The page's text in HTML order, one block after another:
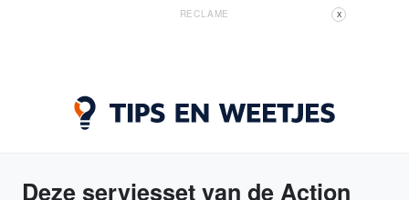
RECLAME X
Deze serviesset van de Action